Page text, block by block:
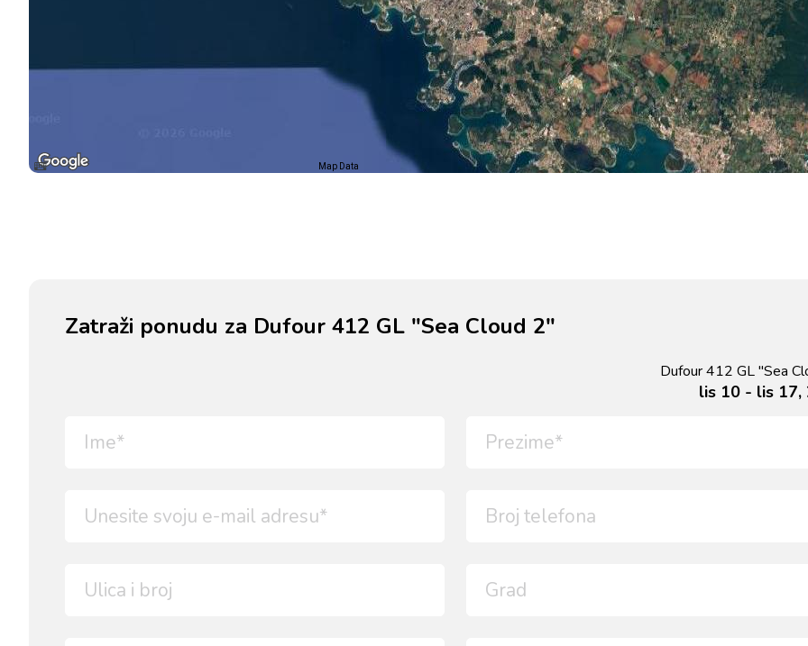
Map Data
Zatraži ponudu za Dufour 412 GL "Sea Cloud 2"
Dufour 412 GL "Sea
lis 10 - lis 17,